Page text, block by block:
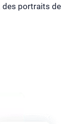
des portraits de